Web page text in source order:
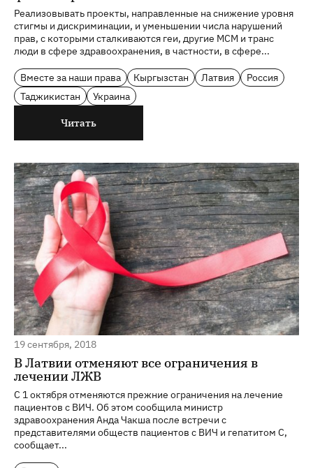
Реализовывать проекты, направленные на снижение уровня
стигмы и дискриминации, и уменьшении числа нарушений
прав, с которыми сталкиваются геи, другие МСМ и транс
люди в сфере здравоохранения, в частности, в сфере...
Вместе за наши права Кыргызстан Латвия
Россия
Таджикистан
Украина
Читать
19 сентября, 2018
В Латвии отменяют все ограничения в
лечении ЛЖВ
С 1 октября отменяются прежние ограничения на лечение
пациентов с ВИЧ. Об этом сообщила министр
здравоохранения Анда Чакша после встречи с
представителями обществ пациентов с ВИЧ и гепатитом С,
сообщает...